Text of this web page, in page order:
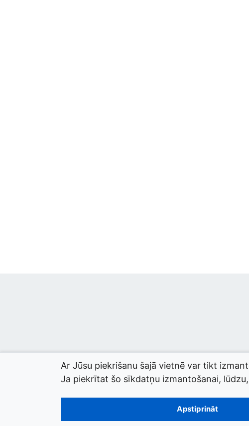
© 2026 termini.gov.lv. Izstrādātājs:
Ar Jūsu piekrišanu šajā vietnē var tikt
Ja piekrītat šo sīkdatņu izmantošanai,
Apstiprināt